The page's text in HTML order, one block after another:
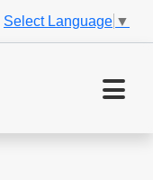
Select Language ▼